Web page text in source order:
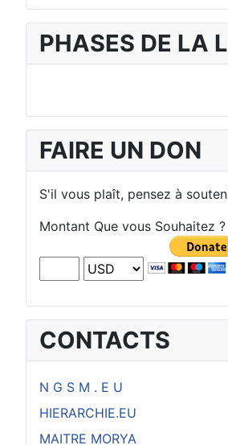
PHASES DE LA
FAIRE UN DON
S'il vous plaît, pensez à
Montant Que vous Souhaitez ?
CONTACTS
N G S M . E U
HIERARCHIE.EU
MAITRE MORYA